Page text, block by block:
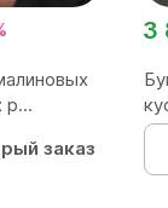
р...
заказ
3